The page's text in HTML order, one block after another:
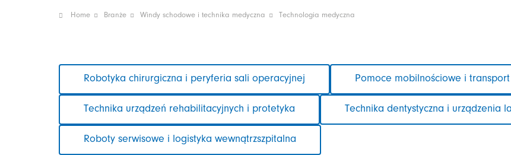
Home Branże Windy schodowe i technika medyczna Technologia medyczna
nawigacjeRobotyka chirurgiczna i peryferia sali operacyjnej Pomoce mobilnościowe i
Technika urządzeń rehabilitacyjnych i protetyka Technika dentystyczna i urządzenia
Roboty serwisowe i logistyka wewnątrzszpitalna